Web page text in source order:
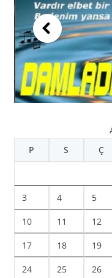
P
S Ç
3 4 5
10 11 12
17 18 19
24 25 26